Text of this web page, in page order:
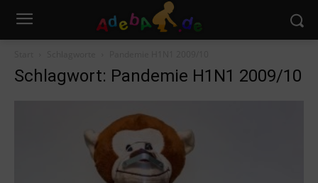
Schlagwort: Pandemie H1N1 2009/10